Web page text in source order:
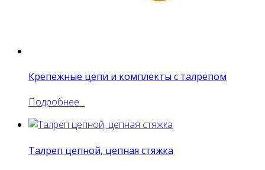
Крепежные цепи и комплекты с талрепом
Подробнее...
Талреп цепной, цепная стяжка